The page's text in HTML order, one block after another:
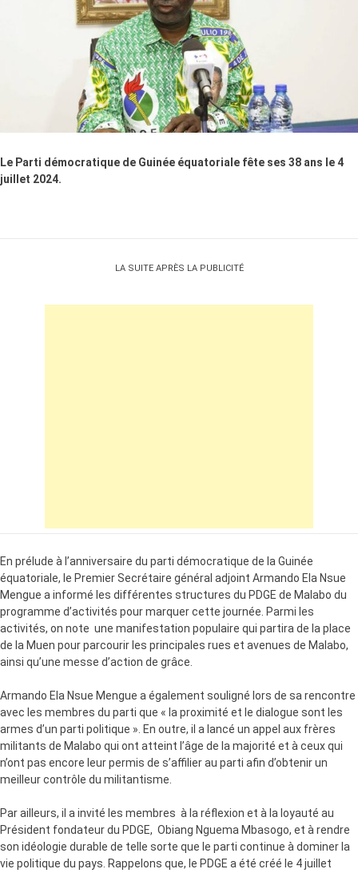
Le Parti démocratique de Guinée équatoriale fête ses 38 ans le 4
juillet 2024.
LA SUITE APRÈS LA PUBLICITÉ
En prélude à l’anniversaire du parti démocratique de la Guinée
équatoriale, le Premier Secrétaire général adjoint Armando Ela Nsue
Mengue a informé les différentes structures du PDGE de Malabo du
programme d’activités pour marquer cette journée. Parmi les
activités, on note une manifestation populaire qui partira de la place
de la Muen pour parcourir les principales rues et avenues de Malabo,
ainsi qu’une messe d’action de grâce.
Armando Ela Nsue Mengue a également souligné lors de sa rencontre
avec les membres du parti que « la proximité et le dialogue sont les
armes d’un parti politique ». En outre, il a lancé un appel aux frères
militants de Malabo qui ont atteint l’âge de la majorité et à ceux qui
n’ont pas encore leur permis de s’affilier au parti afin d’obtenir un
meilleur contrôle du militantisme.
Par ailleurs, il a invité les membres à la réflexion et à la loyauté au
Président fondateur du PDGE, Obiang Nguema Mbasogo, et à rendre
son idéologie durable de telle sorte que le parti continue à dominer la
vie politique du pays. Rappelons que, le PDGE a été créé le 4 juillet